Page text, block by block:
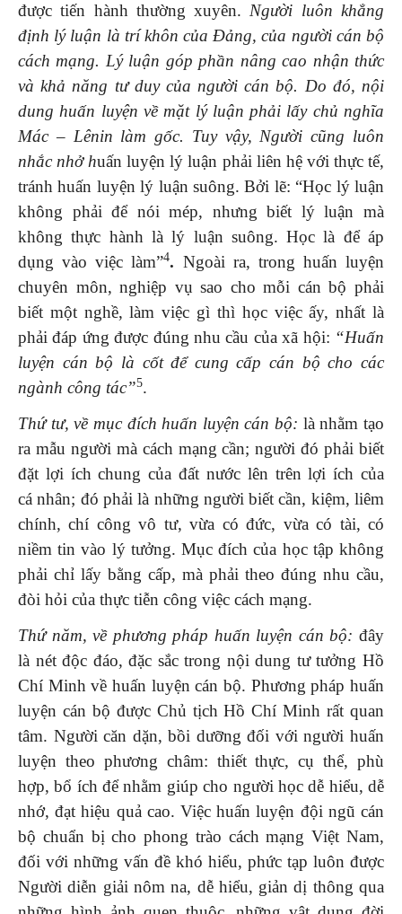
được tiến hành thường xuyên. Người luôn khẳng
định lý luận là trí khôn của Đảng, của người cán bộ
cách mạng. Lý luận góp phần nâng cao nhận thức
và khả năng tư duy của người cán bộ. Do đó, nội
dung huấn luyện về mặt lý luận phải lấy chủ nghĩa
Mác – Lênin làm gốc. Tuy vậy, Người cũng luôn
nhắc nhở huấn luyện lý luận phải liên hệ với thực tế,
tránh huấn luyện lý luận suông. Bởi lẽ: “Học lý luận
không phải để nói mép, nhưng biết lý luận mà
không thực hành là lý luận suông. Học là để áp
dụng vào việc làm”4. Ngoài ra, trong huấn luyện
chuyên môn, nghiệp vụ sao cho mỗi cán bộ phải
biết một nghề, làm việc gì thì học việc ấy, nhất là
phải đáp ứng được đúng nhu cầu của xã hội: “Huấn
luyện cán bộ là cốt để cung cấp cán bộ cho các
ngành công tác”5.
Thứ tư, về mục đích huấn luyện cán bộ: là nhằm tạo
ra mẫu người mà cách mạng cần; người đó phải biết
đặt lợi ích chung của đất nước lên trên lợi ích của
cá nhân; đó phải là những người biết cần, kiệm, liêm
chính, chí công vô tư, vừa có đức, vừa có tài, có
niềm tin vào lý tưởng. Mục đích của học tập không
phải chỉ lấy bằng cấp, mà phải theo đúng nhu cầu,
đòi hỏi của thực tiễn công việc cách mạng.
Thứ năm, về phương pháp huấn luyện cán bộ: đây
là nét độc đáo, đặc sắc trong nội dung tư tưởng Hồ
Chí Minh về huấn luyện cán bộ. Phương pháp huấn
luyện cán bộ được Chủ tịch Hồ Chí Minh rất quan
tâm. Người căn dặn, bồi dưỡng đối với người huấn
luyện theo phương châm: thiết thực, cụ thể, phù
hợp, bổ ích để nhằm giúp cho người học dễ hiểu, dễ
nhớ, đạt hiệu quả cao. Việc huấn luyện đội ngũ cán
bộ chuẩn bị cho phong trào cách mạng Việt Nam,
đối với những vấn đề khó hiểu, phức tạp luôn được
Người diễn giải nôm na, dễ hiểu, giản dị thông qua